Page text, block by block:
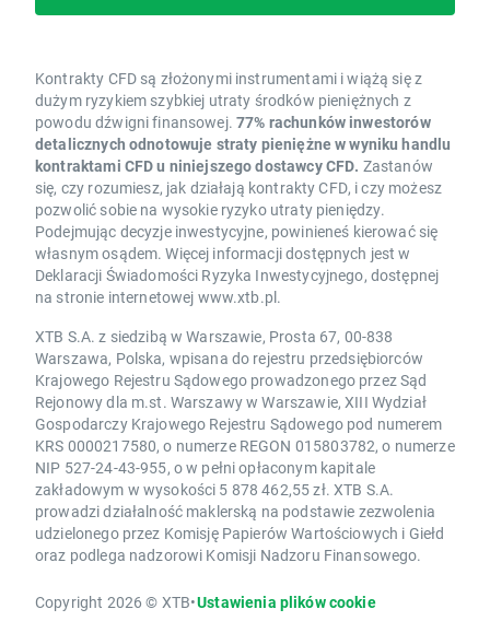
Kontrakty CFD są złożonymi instrumentami i wiążą się z
dużym ryzykiem szybkiej utraty środków pieniężnych z
powodu dźwigni finansowej. 77% rachunków inwestorów
detalicznych odnotowuje straty pieniężne w wyniku handlu
kontraktami CFD u niniejszego dostawcy CFD. Zastanów
się, czy rozumiesz, jak działają kontrakty CFD, i czy możesz
pozwolić sobie na wysokie ryzyko utraty pieniędzy.
Podejmując decyzje inwestycyjne, powinieneś kierować się
własnym osądem. Więcej informacji dostępnych jest w
Deklaracji Świadomości Ryzyka Inwestycyjnego, dostępnej
na stronie internetowej www.xtb.pl.
XTB S.A. z siedzibą w Warszawie, Prosta 67, 00-838
Warszawa, Polska, wpisana do rejestru przedsiębiorców
Krajowego Rejestru Sądowego prowadzonego przez Sąd
Rejonowy dla m.st. Warszawy w Warszawie, XIII Wydział
Gospodarczy Krajowego Rejestru Sądowego pod numerem
KRS 0000217580, o numerze REGON 015803782, o numerze
NIP 527-24-43-955, o w pełni opłaconym kapitale
zakładowym w wysokości 5 878 462,55 zł. XTB S.A.
prowadzi działalność maklerską na podstawie zezwolenia
udzielonego przez Komisję Papierów Wartościowych i Giełd
oraz podlega nadzorowi Komisji Nadzoru Finansowego.
Copyright 2026 © XTB•Ustawienia plików cookie